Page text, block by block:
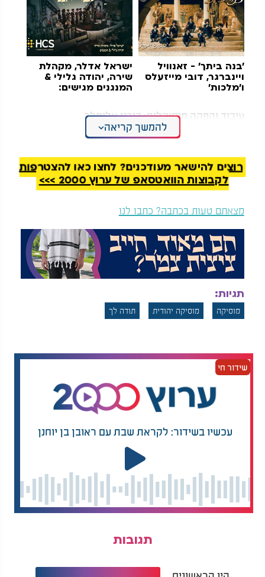
'בנה ביתך' - זאנוויל
ויינברגר, דובי מייזעלס
ו'מלכות'
ישראל אדלר, מקהלת
שירה, יהודה גלילי &
המנגנים מגישים:
עיבוד והפקה מוסיקלית: דורון אלימלך.
להמשך קריאה
רוצים להישאר מעודכנים? לחצו כאן להצטרפות
לקבוצות הוואטסאפ של ערוץ 2000 >>>
מצאתם טעות בכתבה? כתבו לנו
תגיות:
מוסיקה מוסיקה יהודית תודה לך
שידור חי
עכשיו בשידור: לקראת שבת עם ראובן בן יוחנן
תגובות